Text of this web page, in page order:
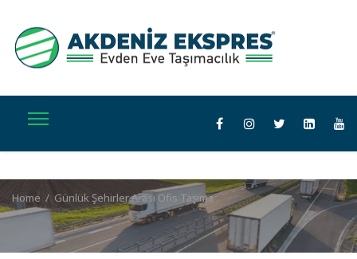
Home / Günlük Şehirler Arası Ofis Taşıma